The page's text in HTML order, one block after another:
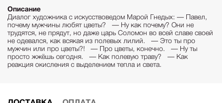
Описание
Диалог художника с искусствоведом Марой Гнедых: — Павел,
почему мужчины любят цветы? — Ну как почему? Они не
трудятся, не прядут, но даже царь Соломон во всей славе своей
не одевался, как всякая из полевых лилий. — Это ты про
мужчин или про цветы?! — Про цветы, конечно. — Ну ты
просто жжёшь сегодня. — Как полевую траву? — Как
реакция окисления с выделением тепла и света.